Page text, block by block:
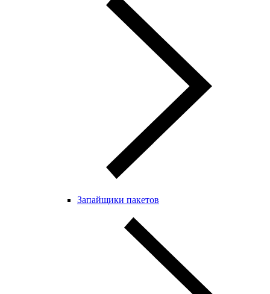
Запайщики пакетов